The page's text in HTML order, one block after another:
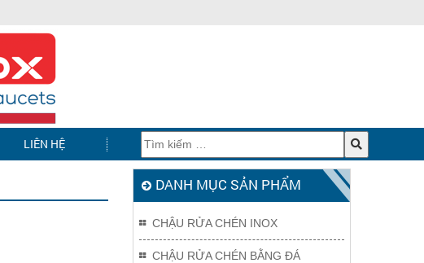
LIÊN HỆ
DANH MỤC SẢN PHẨM
CHẬU RỬA CHÉN INOX
CHẬU RỬA CHÉN BẰNG ĐÁ